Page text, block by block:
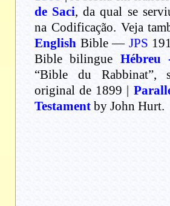
de Saci, da qual se
na Codificação. Veja
English Bible — JPS
Bible bilingue Hébreu
“Bible du Rabbinat”,
original de 1899 |
Testament by John Hurt.